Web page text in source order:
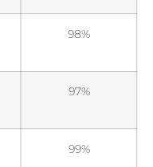
98%
97%
99%